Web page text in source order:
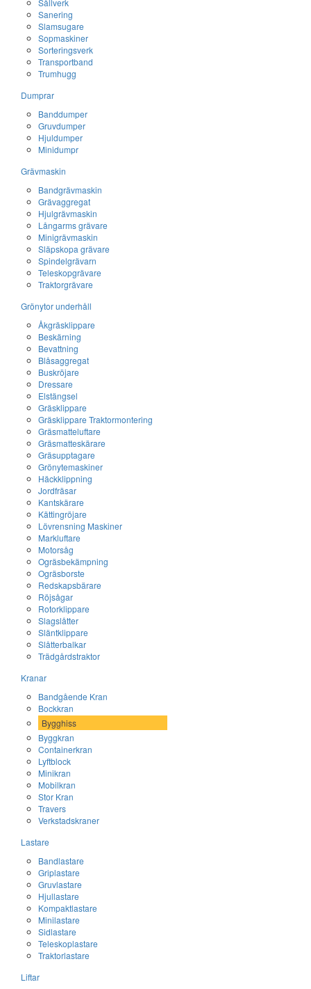
Sållverk
Sanering
Slamsugare
Sopmaskiner
Sorteringsverk
Transportband
Trumhugg
Dumprar
Banddumper
Gruvdumper
Hjuldumper
Minidumpr
Grävmaskin
Bandgrävmaskin
Grävaggregat
Hjulgrävmaskin
Långarms grävare
Minigrävmaskin
Släpskopa grävare
Spindelgrävarn
Teleskopgrävare
Traktorgrävare
Grönytor underhåll
Åkgräsklippare
Beskärning
Bevattning
Blåsaggregat
Buskröjare
Dressare
Elstängsel
Gräsklippare
Gräsklippare Traktormontering
Gräsmatteluftare
Gräsmatteskärare
Gräsupptagare
Grönytemaskiner
Häckklippning
Jordfräsar
Kantskärare
Kättingröjare
Lövrensning Maskiner
Markluftare
Motorsåg
Ogräsbekämpning
Ogräsborste
Redskapsbärare
Röjsågar
Rotorklippare
Slagslåtter
Släntklippare
Slåtterbalkar
Trädgårdstraktor
Kranar
Bandgående Kran
Bockkran
Bygghiss
Byggkran
Containerkran
Lyftblock
Minikran
Mobilkran
Stor Kran
Travers
Verkstadskraner
Lastare
Bandlastare
Griplastare
Gruvlastare
Hjullastare
Kompaktlastare
Minilastare
Sidlastare
Teleskoplastare
Traktorlastare
Liftar